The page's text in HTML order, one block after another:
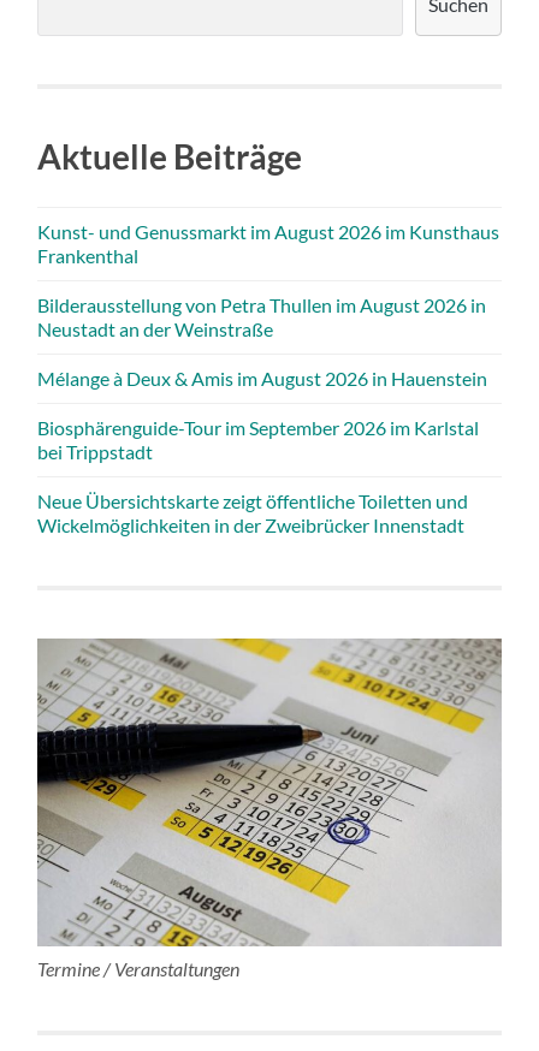
Aktuelle Beiträge
Kunst- und Genussmarkt im August 2026 im Kunsthaus
Frankenthal
Bilderausstellung von Petra Thullen im August 2026 in
Neustadt an der Weinstraße
Mélange à Deux & Amis im August 2026 in Hauenstein
Biosphärenguide-Tour im September 2026 im Karlstal
bei Trippstadt
Neue Übersichtskarte zeigt öffentliche Toiletten und
Wickelmöglichkeiten in der Zweibrücker Innenstadt
Termine / Veranstaltungen